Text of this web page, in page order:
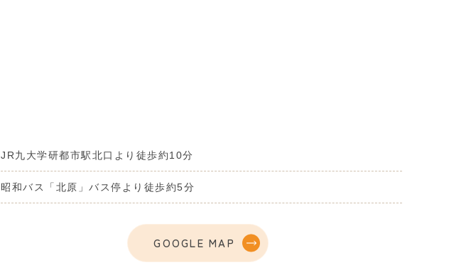
JR九大学研都市駅北口より徒歩約10分
昭和バス「北原」バス停より徒歩約5分
GOOGLE MAP